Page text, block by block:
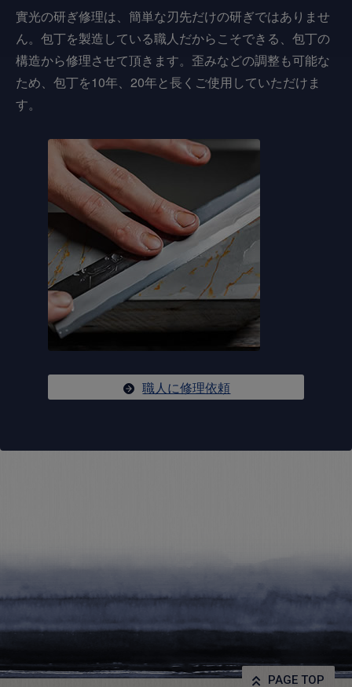
實光の研ぎ修理は、簡単な刃先だけの研ぎではありませ
ん。包丁を製造している職人だからこそできる、包丁の
構造から修理させて頂きます。歪みなどの調整も可能な
ため、包丁を10年、20年と長くご使用していただけま
す。
職人に修理依頼
PAGE TOP